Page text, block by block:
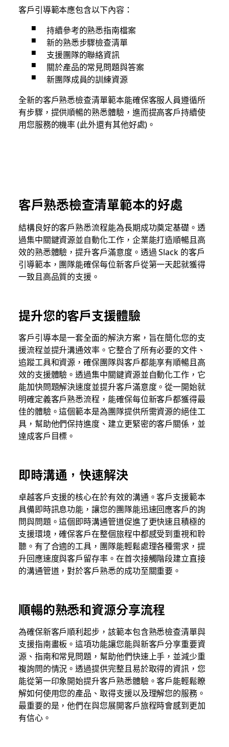
客戶引導範本應包含以下內容：
持續參考的熟悉指南檔案
新的熟悉步驟檢查清單
支援團隊的聯絡資訊
關於產品的常見問題與答案
新團隊成員的訓練資源
全新的客戶熟悉檢查清單範本能確保客服人員遵循所
有步驟，提供順暢的熟悉體驗，進而提高客戶持續使
用您服務的機率 (此外還有其他好處)。
客戶熟悉檢查清單範本的好處
結構良好的客戶熟悉流程能為長期成功奠定基礎。透
過集中關鍵資源並自動化工作，企業能打造順暢且高
效的熟悉體驗，提升客戶滿意度。透過 Slack 的客戶
引導範本，團隊能確保每位新客戶從第一天起就獲得
一致且高品質的支援。
提升您的客戶支援體驗
客戶引導本是一套全面的解決方案，旨在簡化您的支
援流程並提升溝通效率。它整合了所有必要的文件、
追蹤工具和資源，確保團隊與客戶都能享有順暢且高
效的支援體驗。透過集中關鍵資源並自動化工作，它
能加快問題解決速度並提升客戶滿意度。從一開始就
明確定義客戶熟悉流程，能確保每位新客戶都獲得最
佳的體驗。這個範本是為團隊提供所需資源的絕佳工
具，幫助他們保持進度、建立更緊密的客戶關係，並
達成客戶目標。
即時溝通，快速解決
卓越客戶支援的核心在於有效的溝通。客戶支援範本
具備即時訊息功能，讓您的團隊能迅速回應客戶的詢
問與問題。這個即時溝通管道促進了更快速且積極的
支援環境，確保客戶在整個旅程中都感受到重視和聆
聽。有了合適的工具，團隊能輕鬆處理各種需求，提
升回應速度與客戶留存率。在首次接觸階段建立直接
的溝通管道，對於客戶熟悉的成功至關重要。
順暢的熟悉和資源分享流程
為確保新客戶順利起步，該範本包含熟悉檢查清單與
支援指南畫板。這項功能讓您能與新客戶分享重要資
源、指南和常見問題，幫助他們快速上手，並減少重
複詢問的情況。透過提供完整且易於取得的資訊，您
能從第一印象開始提升客戶熟悉體驗。客戶能輕鬆瞭
解如何使用您的產品、取得支援以及理解您的服務。
最重要的是，他們在與您展開客戶旅程時會感到更加
有信心。